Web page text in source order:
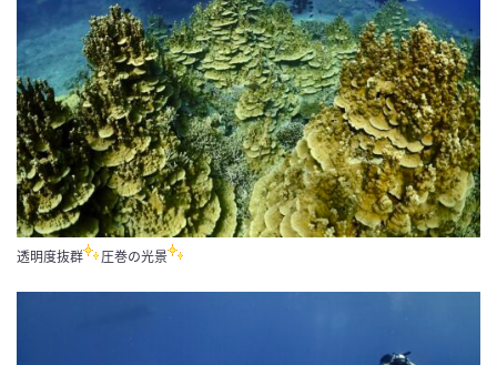
透明度抜群 圧巻の光景